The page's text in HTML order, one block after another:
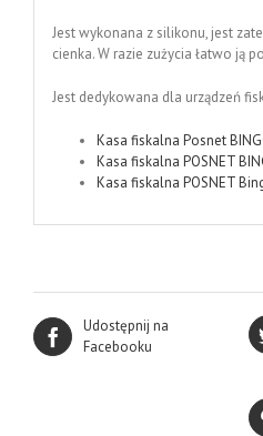
Jest wykonana z silikonu, jest
cienka. W razie zużycia łatwo ją
Jest dedykowana dla urządzeń
Kasa fiskalna Posnet
Kasa fiskalna POSNET
Kasa fiskalna POSNET
Udostępnij na
Facebooku